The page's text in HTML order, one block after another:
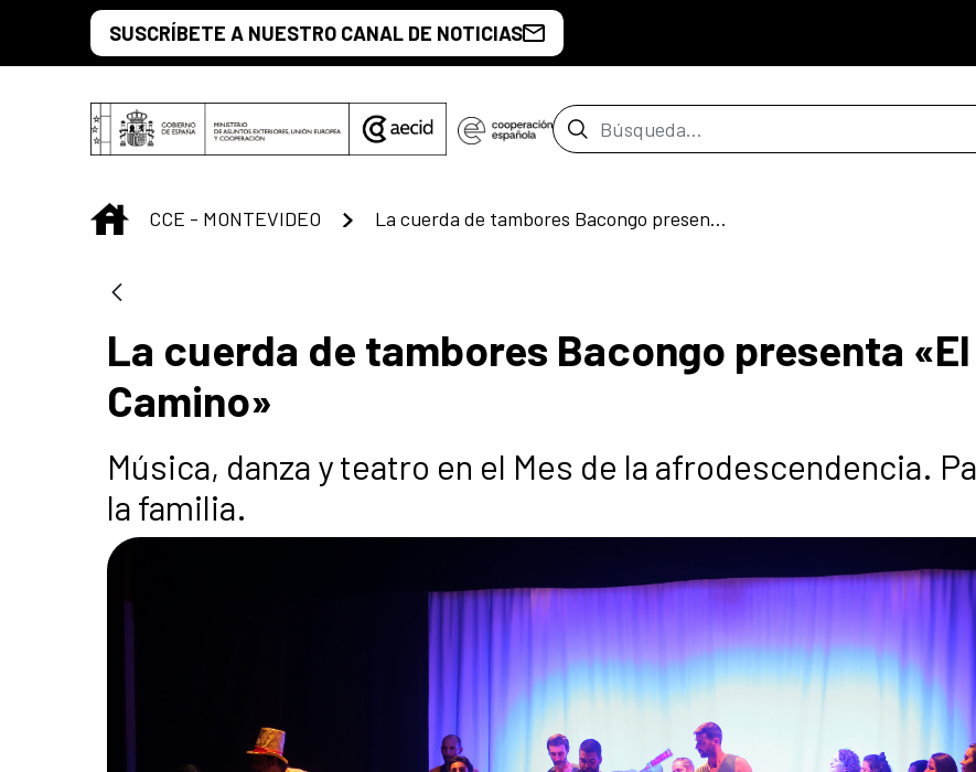
Saltar al contenido principal
SUSCRÍBETE A NUESTRO CANAL DE NOTICIAS
Barra de búsqueda
INICIO
CCE - MONTEVIDEO La cuerda de tambores Bacongo presenta «El Camino»
La cuerda de tambores Bacongo presenta «El
Camino»
Música, danza y teatro en el Mes de la afrodescendencia.
la familia.